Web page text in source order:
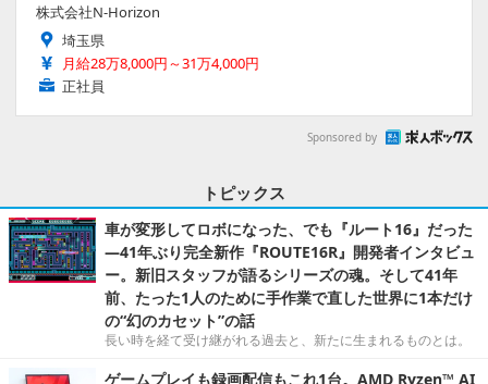
株式会社N-Horizon
埼玉県
月給28万8,000円～31万4,000円
正社員
Sponsored by
トピックス
車が変形してロボになった、でも『ルート16』だった
―41年ぶり完全新作『ROUTE16R』開発者インタビュ
ー。新旧スタッフが語るシリーズの魂。そして41年
前、たった1人のために手作業で直した世界に1本だけ
の“幻のカセット”の話
長い時を経て受け継がれる過去と、新たに生まれるものとは。
ゲームプレイも録画配信もこれ1台。AMD Ryzen™ AI